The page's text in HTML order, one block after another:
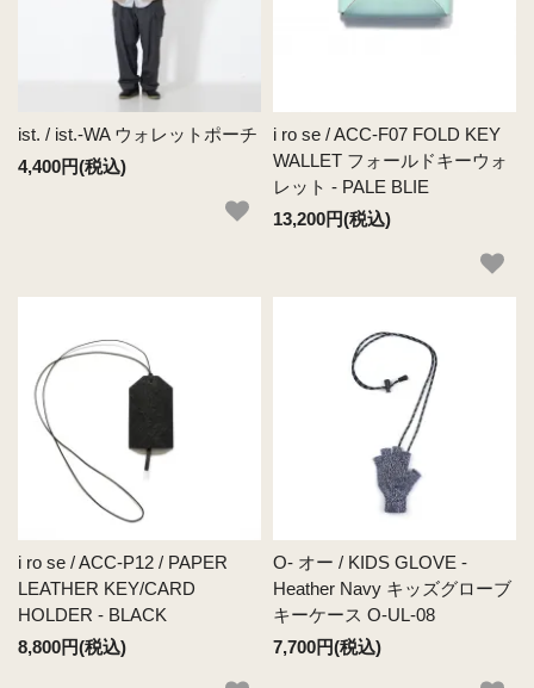
ist. / ist.-WA ウォレットポーチ
4,400円(税込)
i ro se / ACC-F07 FOLD KEY
WALLET フォールドキーウォ
レット - PALE BLIE
13,200円(税込)
i ro se / ACC-P12 / PAPER
LEATHER KEY/CARD
HOLDER - BLACK
8,800円(税込)
O- オー / KIDS GLOVE -
Heather Navy キッズグローブ
キーケース O-UL-08
7,700円(税込)